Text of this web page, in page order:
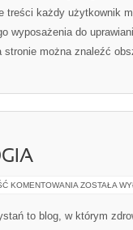
treści każdy użytkownik
wyposażenia do
stronie można znaleźć
KOMENTOWANIA MÓZG
ZOSTAŁA
to blog, w którym